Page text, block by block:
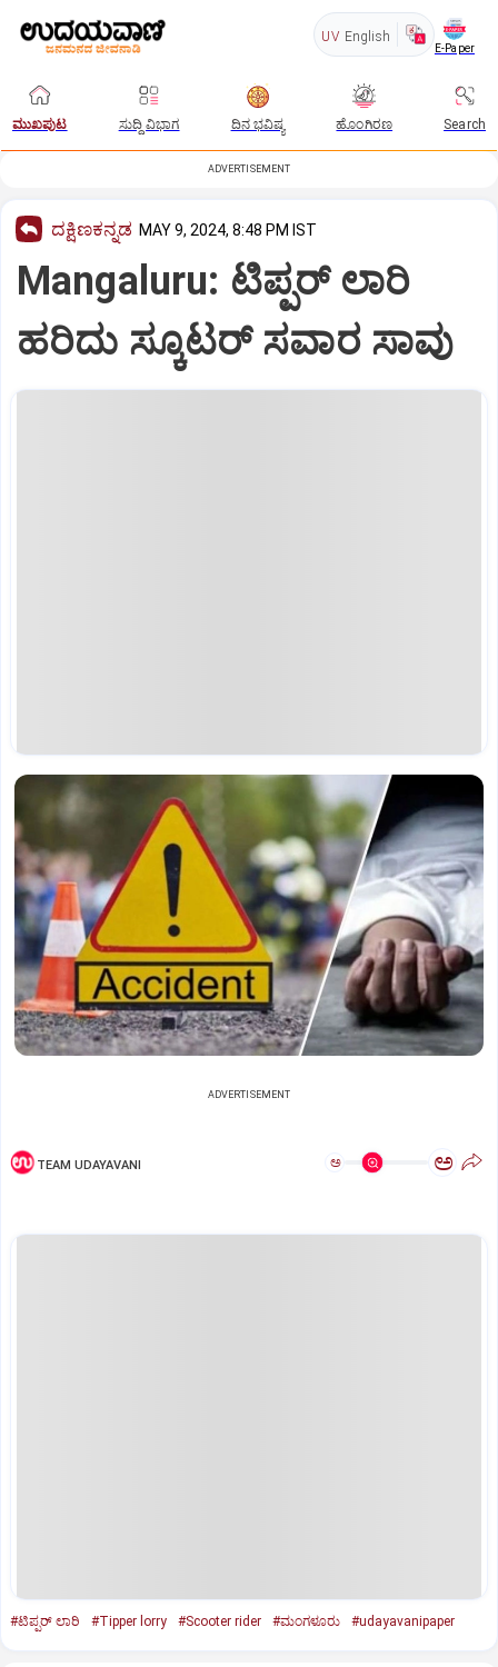
UV English
E-Paper
ಮುಖಪುಟ ಸುದ್ದಿ ವಿಭಾಗ ದಿನ ಭವಿಷ್ಯ ಹೊಂಗಿರಣ Search
ADVERTISEMENT
ದಕ್ಷಿಣಕನ್ನಡ MAY 9, 2024, 8:48 PM IST
Mangaluru: ಟಿಪ್ಪರ್‌ ಲಾರಿ
ಹರಿದು ಸ್ಕೂಟರ್‌ ಸವಾರ ಸಾವು
ADVERTISEMENT
TEAM UDAYAVANI ಅ ಅ
#ಟಿಪ್ಪರ್‌ ಲಾರಿ #Tipper lorry #Scooter rider #ಮಂಗಳೂರು #udayavanipaper